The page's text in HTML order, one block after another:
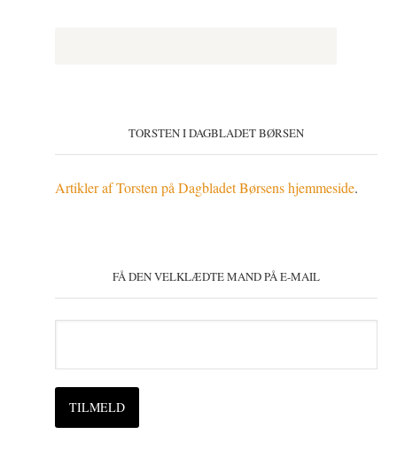
TORSTEN I DAGBLADET BØRSEN
Artikler af Torsten på Dagbladet Børsens hjemmeside.
FÅ DEN VELKLÆDTE MAND PÅ E-MAIL